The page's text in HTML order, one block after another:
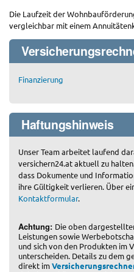
Die Laufzeit der
vergleichbar mit einem
Finanzierung
Haftungshinweis
Unser Team arbeitet laufend
versichern24.at aktuell zu
dass Dokumente und
ihre Gültigkeit verlieren. Über
Kontaktformular.
Achtung: Die oben
Leistungen sowie
und sich von den Produkten im
unterscheiden. Details zu dem
direkt im